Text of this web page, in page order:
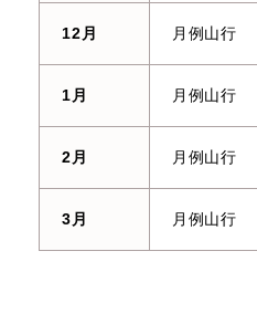
12月 月例山行
1月 月例山行
2月 月例山行
3月 月例山行